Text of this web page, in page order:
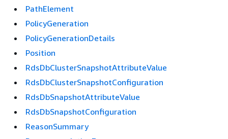
PathElement
PolicyGeneration
PolicyGenerationDetails
Position
RdsDbClusterSnapshotAttributeValue
RdsDbClusterSnapshotConfiguration
RdsDbSnapshotAttributeValue
RdsDbSnapshotConfiguration
ReasonSummary